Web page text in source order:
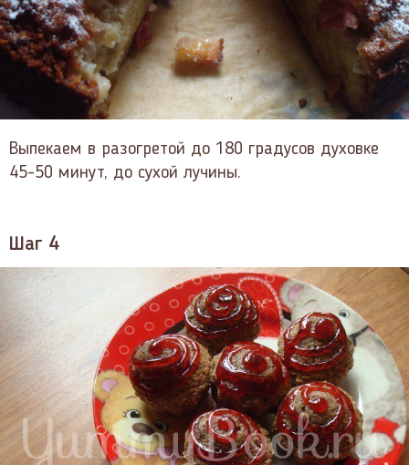
Выпекаем в разогретой до 180 градусов духовке
45-50 минут, до сухой лучины.
Шаг 4